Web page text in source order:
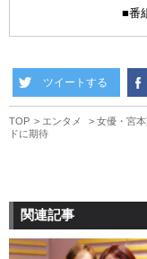
■番
ツイートする
TOP エンタメ
女優・宮
ドに期待
関連記事